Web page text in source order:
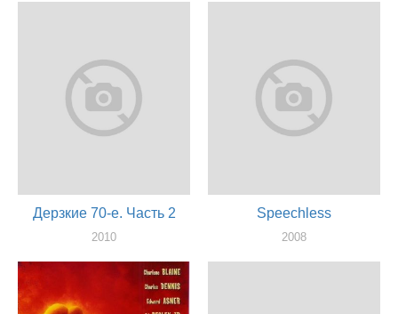
Дерзкие 70-е. Часть 2
2010
Speechless
2008